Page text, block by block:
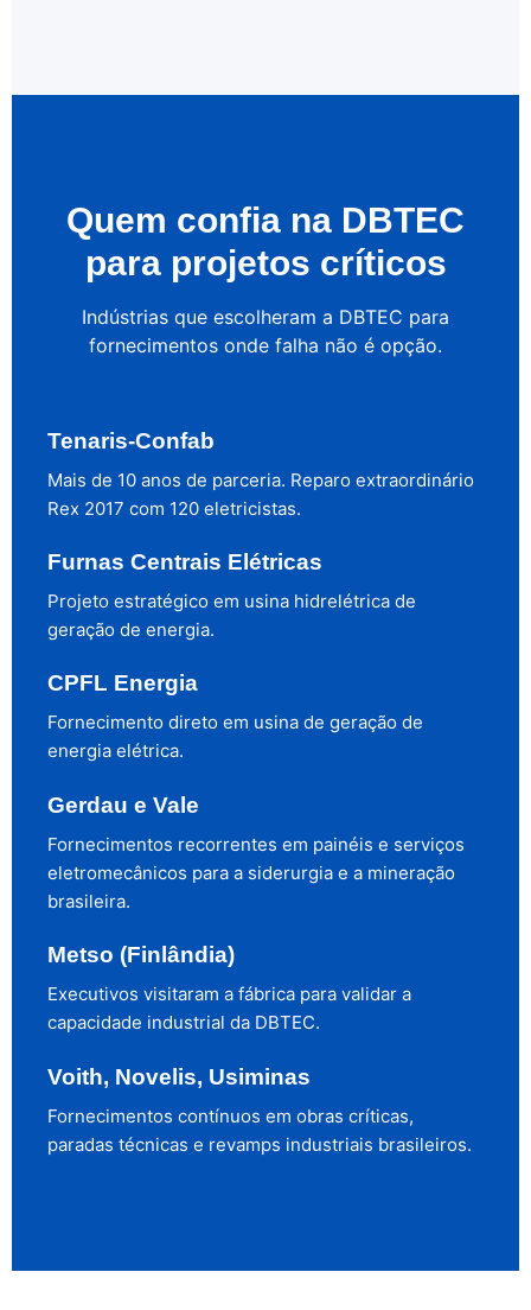
Quem confia na DBTEC
para projetos críticos
Indústrias que escolheram a DBTEC para
fornecimentos onde falha não é opção.
Tenaris-Confab
Mais de 10 anos de parceria. Reparo extraordinário
Rex 2017 com 120 eletricistas.
Furnas Centrais Elétricas
Projeto estratégico em usina hidrelétrica de
geração de energia.
CPFL Energia
Fornecimento direto em usina de geração de
energia elétrica.
Gerdau e Vale
Fornecimentos recorrentes em painéis e serviços
eletromecânicos para a siderurgia e a mineração
brasileira.
Metso (Finlândia)
Executivos visitaram a fábrica para validar a
capacidade industrial da DBTEC.
Voith, Novelis, Usiminas
Fornecimentos contínuos em obras críticas,
paradas técnicas e revamps industriais brasileiros.